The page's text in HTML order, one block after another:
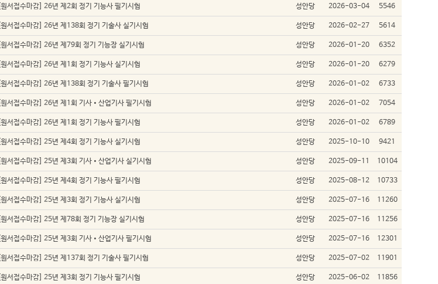
[원서접수마감] 26년 제2회 정기 기능사 필기시험 성안당 2026-03-04 5546
[원서접수마감] 26년 제138회 정기 기술사 실기시험 성안당 2026-02-27 5614
[원서접수마감] 26년 제79회 정기 기능장 실기시험 성안당 2026-01-20 6352
[원서접수마감] 26년 제1회 정기 기능사 실기시험 성안당 2026-01-20 6279
[원서접수마감] 26년 제138회 정기 기술사 필기시험 성안당 2026-01-02 6733
[원서접수마감] 26년 제1회 기사•산업기사 필기시험 성안당 2026-01-02 7054
[원서접수마감] 26년 제1회 정기 기능사 필기시험 성안당 2026-01-02 6789
[원서접수마감] 25년 제4회 정기 기능사 실기시험 성안당 2025-10-10 9421
[원서접수마감] 25년 제3회 기사•산업기사 실기시험 성안당 2025-09-11 10104
[원서접수마감] 25년 제4회 정기 기능사 필기시험 성안당 2025-08-12 10733
[원서접수마감] 25년 제3회 정기 기능사 실기시험 성안당 2025-07-16 11260
[원서접수마감] 25년 제78회 정기 기능장 실기시험 성안당 2025-07-16 11256
[원서접수마감] 25년 제3회 기사•산업기사 필기시험 성안당 2025-07-16 12301
[원서접수마감] 25년 제137회 정기 기술사 필기시험 성안당 2025-07-02 11901
[원서접수마감] 25년 제3회 정기 기능사 필기시험 성안당 2025-06-02 11856